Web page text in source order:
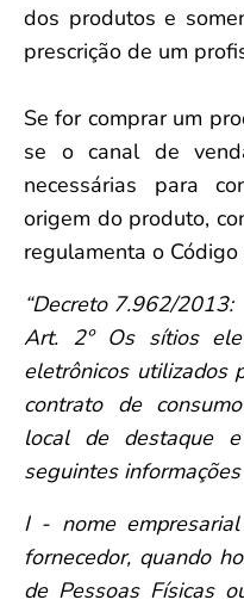
dos produtos e
prescrição de um
Se for comprar um
se o canal de
necessárias para
origem do produto,
regulamenta o
“Decreto 7.962/2013:
Art. 2º Os sítios
eletrônicos utilizados
contrato de
local de destaque
seguintes informações
I - nome
fornecedor, quando
de Pessoas Físicas